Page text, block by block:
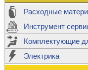
Расходные
Инструмент
Комплектующие
Электрика